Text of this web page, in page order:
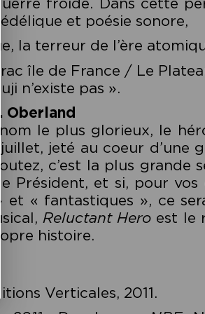
et poésie sonore,
la terreur de l’ère
île de France / Le
n’existe pas ».
Oberland
nom le plus glorieux, le
jeté au coeur d’une
c’est la plus grande
Président, et si, pour vos
et « fantastiques », ce
Reluctant Hero est le
histoire.
Verticales, 2011.